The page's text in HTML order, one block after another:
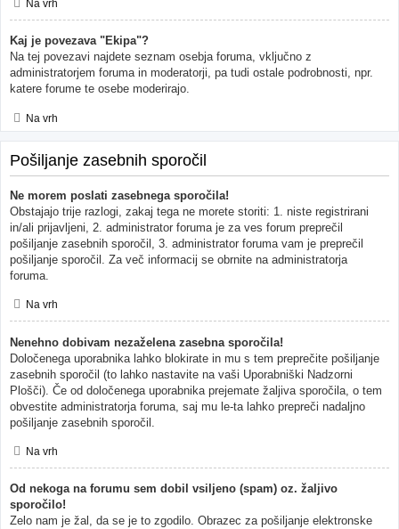
Na vrh
Kaj je povezava "Ekipa"?
Na tej povezavi najdete seznam osebja foruma, vključno z
administratorjem foruma in moderatorji, pa tudi ostale podrobnosti, npr.
katere forume te osebe moderirajo.
Na vrh
Pošiljanje zasebnih sporočil
Ne morem poslati zasebnega sporočila!
Obstajajo trije razlogi, zakaj tega ne morete storiti: 1. niste registrirani
in/ali prijavljeni, 2. administrator foruma je za ves forum preprečil
pošiljanje zasebnih sporočil, 3. administrator foruma vam je preprečil
pošiljanje sporočil. Za več informacij se obrnite na administratorja
foruma.
Na vrh
Nenehno dobivam nezaželena zasebna sporočila!
Določenega uporabnika lahko blokirate in mu s tem preprečite pošiljanje
zasebnih sporočil (to lahko nastavite na vaši Uporabniški Nadzorni
Plošči). Če od določenega uporabnika prejemate žaljiva sporočila, o tem
obvestite administratorja foruma, saj mu le-ta lahko prepreči nadaljno
pošiljanje zasebnih sporočil.
Na vrh
Od nekoga na forumu sem dobil vsiljeno (spam) oz. žaljivo
sporočilo!
Zelo nam je žal, da se je to zgodilo. Obrazec za pošiljanje elektronske